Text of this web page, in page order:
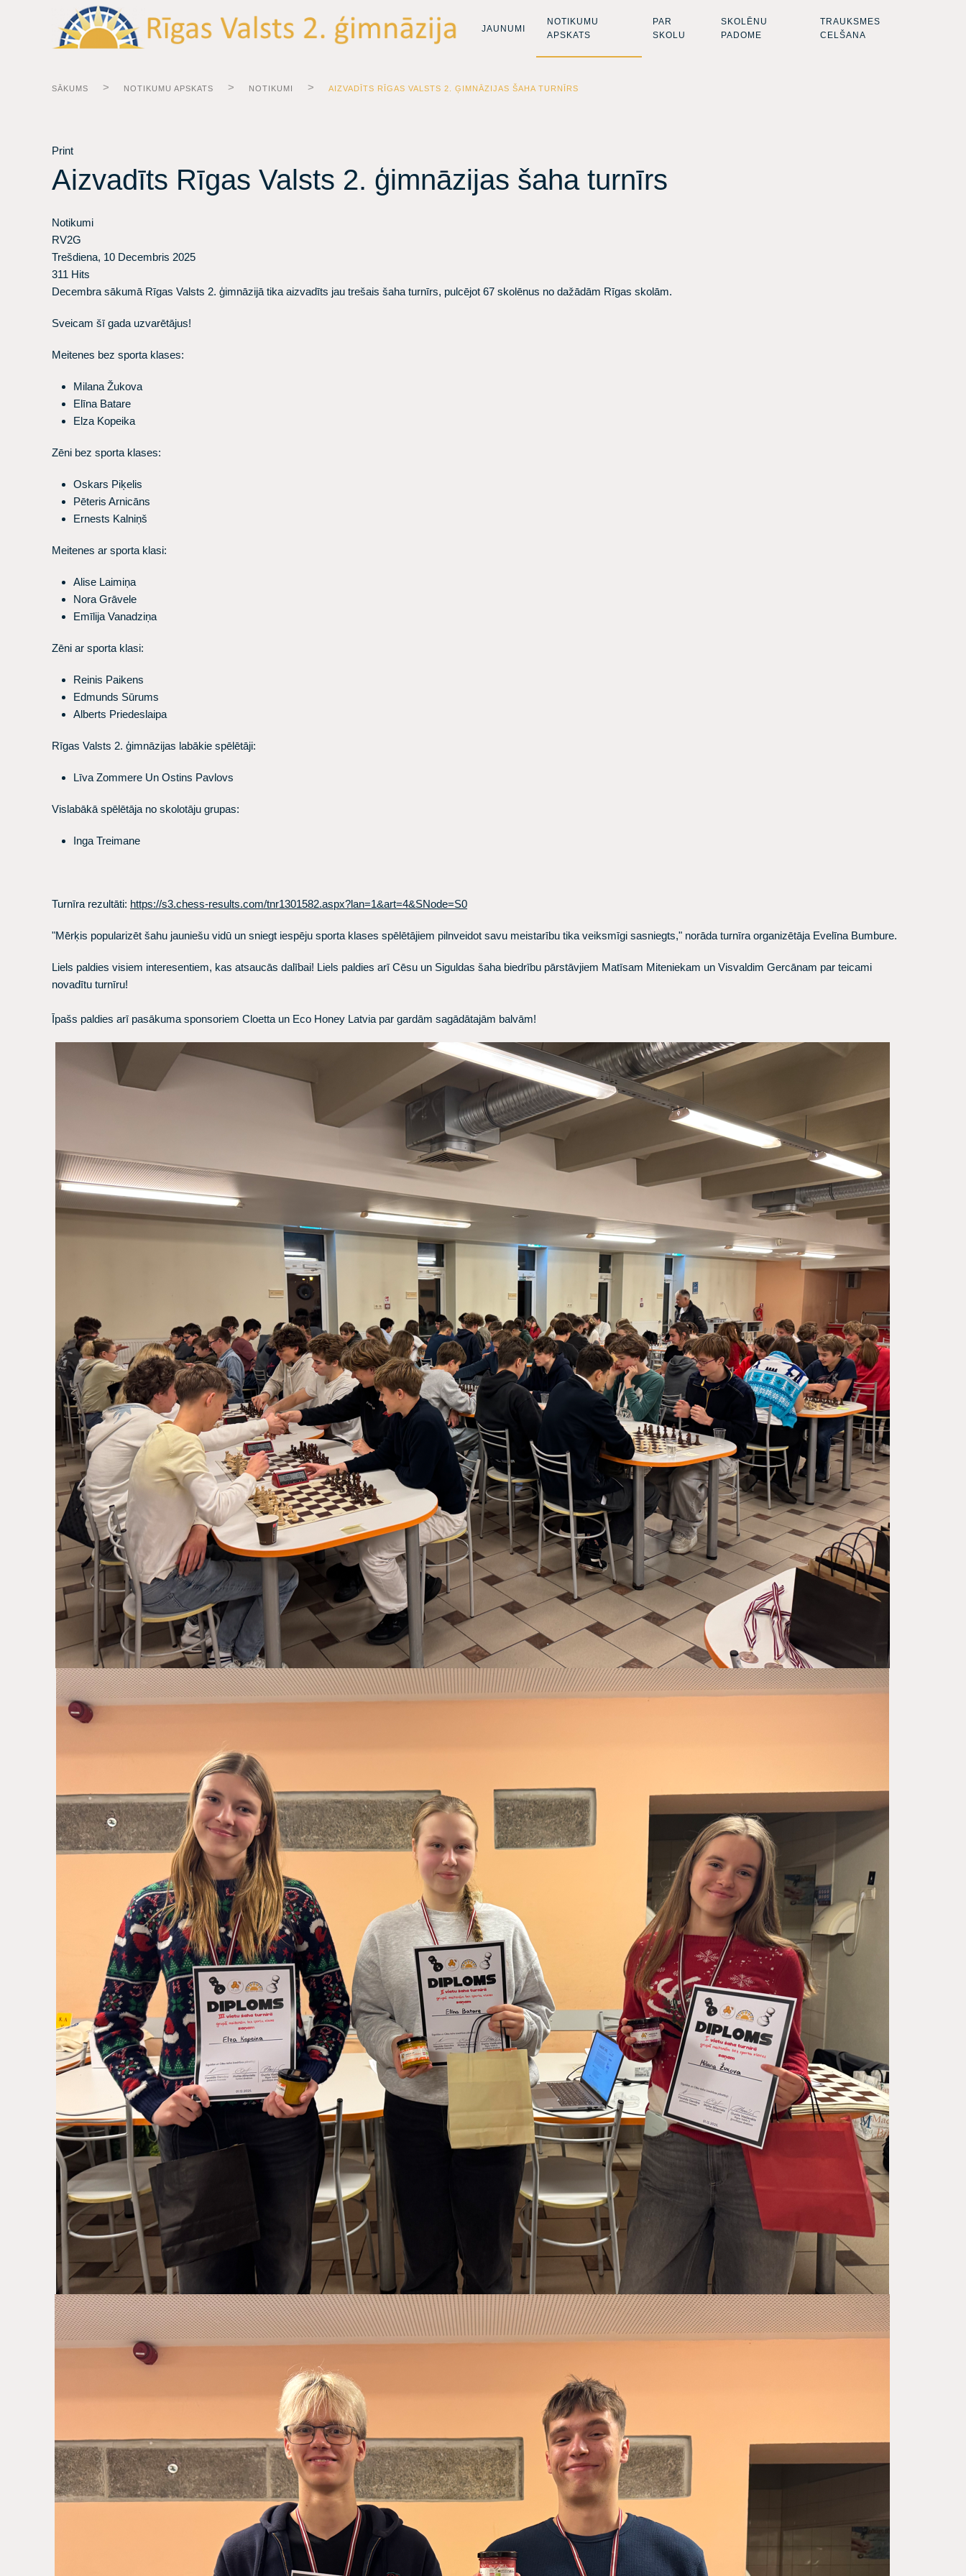
JAUNUMI
NOTIKUMU
APSKATS
PAR
SKOLU
SKOLĒNU
PADOME
TRAUKSMES
CELŠANA
SĀKUMS NOTIKUMU APSKATS NOTIKUMI AIZVADĪTS RĪGAS VALSTS 2. ĢIMNĀZIJAS ŠAHA TURNĪRS
Print
Aizvadīts Rīgas Valsts 2. ģimnāzijas šaha turnīrs
Notikumi
RV2G
Trešdiena, 10 Decembris 2025
311 Hits
Decembra sākumā Rīgas Valsts 2. ģimnāzijā tika aizvadīts jau trešais šaha turnīrs, pulcējot 67 skolēnus no dažādām Rīgas skolām.
Sveicam šī gada uzvarētājus!
Meitenes bez sporta klases:
Milana Žukova
Elīna Batare
Elza Kopeika
Zēni bez sporta klases:
Oskars Piķelis
Pēteris Arnicāns
Ernests Kalniņš
Meitenes ar sporta klasi:
Alise Laimiņa
Nora Grāvele
Emīlija Vanadziņa
Zēni ar sporta klasi:
Reinis Paikens
Edmunds Sūrums
Alberts Priedeslaipa
Rīgas Valsts 2. ģimnāzijas labākie spēlētāji:
Līva Zommere Un Ostins Pavlovs
Vislabākā spēlētāja no skolotāju grupas:
Inga Treimane
​Turnīra rezultāti: https://s3.chess-results.com/tnr1301582.aspx?lan=1&art=4&SNode=S0
​"Mērķis popularizēt šahu jauniešu vidū un sniegt iespēju sporta klases spēlētājiem pilnveidot savu meistarību tika veiksmīgi sasniegts," norāda turnīra organizētāja Evelīna Bumbure.
Liels paldies visiem interesentiem, kas atsaucās dalībai! Liels paldies arī Cēsu un Siguldas šaha biedrību pārstāvjiem Matīsam Miteniekam un Visvaldim Gercānam par teicami
novadītu turnīru!
Īpašs paldies arī pasākuma sponsoriem Cloetta un Eco Honey Latvia par gardām sagādātajām balvām!